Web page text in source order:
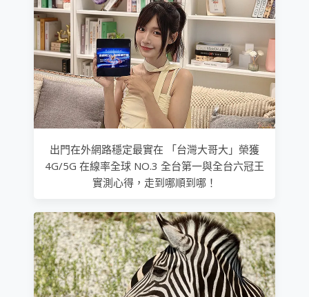
出門在外網路穩定最實在 「台灣大哥大」榮獲
4G/5G 在線率全球 NO.3 全台第一與全台六冠王
實測心得，走到哪順到哪！